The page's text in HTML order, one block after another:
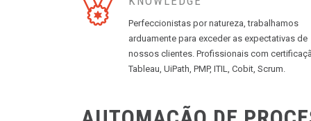
Perfeccionistas por natureza, trabalhamos
arduamente para exceder as expectativas de
nossos clientes. Profissionais com
Tableau, UiPath, PMP, ITIL, Cobit, Scrum.